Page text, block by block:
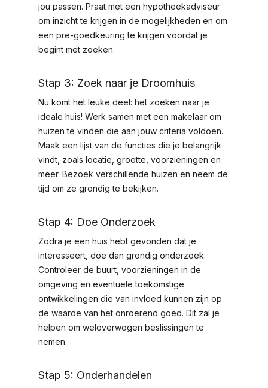
jou passen. Praat met een hypotheekadviseur
om inzicht te krijgen in de mogelijkheden en om
een pre-goedkeuring te krijgen voordat je
begint met zoeken.
Stap 3: Zoek naar je Droomhuis
Nu komt het leuke deel: het zoeken naar je
ideale huis! Werk samen met een makelaar om
huizen te vinden die aan jouw criteria voldoen.
Maak een lijst van de functies die je belangrijk
vindt, zoals locatie, grootte, voorzieningen en
meer. Bezoek verschillende huizen en neem de
tijd om ze grondig te bekijken.
Stap 4: Doe Onderzoek
Zodra je een huis hebt gevonden dat je
interesseert, doe dan grondig onderzoek.
Controleer de buurt, voorzieningen in de
omgeving en eventuele toekomstige
ontwikkelingen die van invloed kunnen zijn op
de waarde van het onroerend goed. Dit zal je
helpen om weloverwogen beslissingen te
nemen.
Stap 5: Onderhandelen